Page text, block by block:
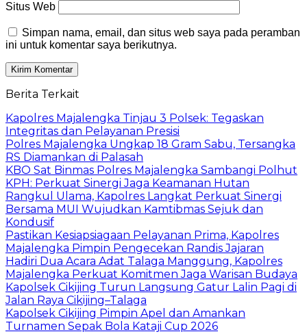
Situs Web
Simpan nama, email, dan situs web saya pada peramban
ini untuk komentar saya berikutnya.
Berita Terkait
Kapolres Majalengka Tinjau 3 Polsek: Tegaskan
Integritas dan Pelayanan Presisi
Polres Majalengka Ungkap 18 Gram Sabu, Tersangka
RS Diamankan di Palasah
KBO Sat Binmas Polres Majalengka Sambangi Polhut
KPH: Perkuat Sinergi Jaga Keamanan Hutan
Rangkul Ulama, Kapolres Langkat Perkuat Sinergi
Bersama MUI Wujudkan Kamtibmas Sejuk dan
Kondusif
Pastikan Kesiapsiagaan Pelayanan Prima, Kapolres
Majalengka Pimpin Pengecekan Randis Jajaran
Hadiri Dua Acara Adat Talaga Manggung, Kapolres
Majalengka Perkuat Komitmen Jaga Warisan Budaya
Kapolsek Cikijing Turun Langsung Gatur Lalin Pagi di
Jalan Raya Cikijing–Talaga
Kapolsek Cikijing Pimpin Apel dan Amankan
Turnamen Sepak Bola Kataji Cup 2026